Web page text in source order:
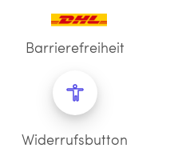
Barrierefreiheit
Widerrufsbutton